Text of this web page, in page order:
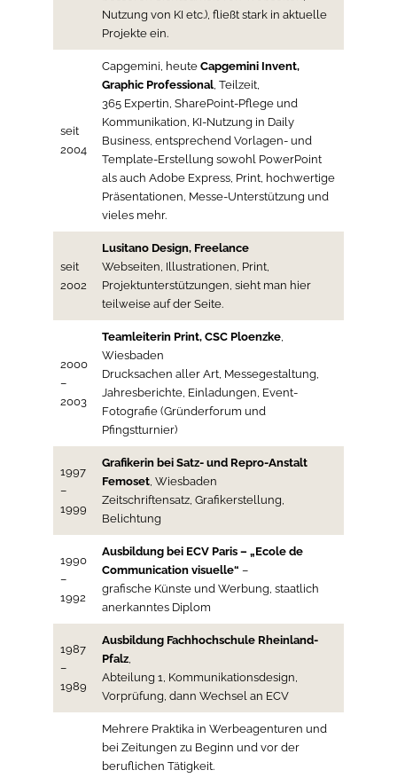
Nutzung von KI etc.), fließt stark in aktuelle
Projekte ein.
seit
2004
Capgemini, heute Capgemini Invent,
Graphic Professional , Teilzeit,
365 Expertin, SharePoint-Pflege und
Kommunikation, KI-Nutzung in Daily
Business, entsprechend Vorlagen- und
Template-Erstellung sowohl PowerPoint
als auch Adobe Express, Print, hochwertige
Präsentationen, Messe-Unterstützung und
vieles mehr.
seit
2002
Lusitano Design, Freelance
Webseiten, Illustrationen, Print,
Projektunterstützungen, sieht man hier
teilweise auf der Seite.
2000
–
2003
Teamleiterin Print, CSC Ploenzke
Wiesbaden
Drucksachen aller Art, Messegestaltung,
Jahresberichte, Einladungen, Event-
Fotografie (Gründerforum und
Pfingstturnier)
1997
–
1999
Grafikerin bei Satz- und Repro-Anstalt
Femoset , Wiesbaden
Zeitschriftensatz, Grafikerstellung,
Belichtung
1990
–
1992
Ausbildung bei ECV Paris – „Ecole de
Communication visuelle“ –
grafische Künste und Werbung, staatlich
anerkanntes Diplom
1987
–
1989
Ausbildung Fachhochschule Rheinland-
Pfalz
Abteilung 1, Kommunikationsdesign,
Vorprüfung, dann Wechsel an ECV
Mehrere Praktika in Werbeagenturen und
bei Zeitungen zu Beginn und vor der
beruflichen Tätigkeit.